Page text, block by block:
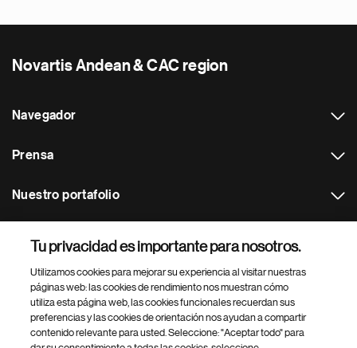
Novartis Andean & CAC region
Navegador
Prensa
Nuestro portafolio
Footer Site Search
Tu privacidad es importante para nosotros.
Utilizamos cookies para mejorar su experiencia al visitar nuestras
páginas web: las cookies de rendimiento nos muestran cómo
utiliza esta página web, las cookies funcionales recuerdan sus
preferencias y las cookies de orientación nos ayudan a compartir
contenido relevante para usted. Seleccione: "Aceptar todo" para